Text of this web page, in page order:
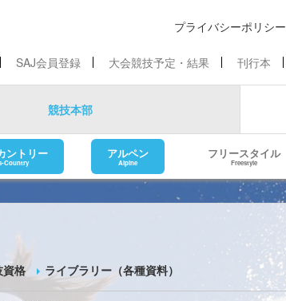
プライバシーポリシー
SAJ会員登録 大会競技予定・結果 刊行本
競技本部
ントリー
Country
アルペン
Alpine
フリースタイル
Freestyle
資格 ライブラリー（各種資料）